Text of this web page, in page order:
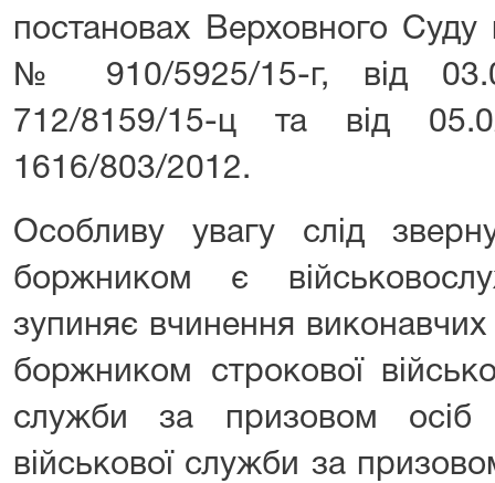
постановах Верховного Суду
№ 910/5925/15-г, від
712/8159/15-ц та від
1616/803/2012.
Особливу увагу слід
боржником є
зупиняє вчинення
боржником строкової
служби за призовом осіб
військової служби за